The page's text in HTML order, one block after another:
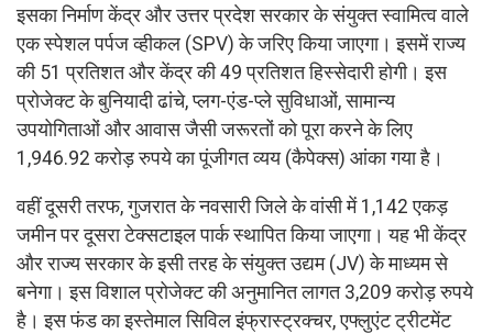
इसका निर्माण केंद्र और उत्तर प्रदेश सरकार के संयुक्त स्वामित्व वाले
एक स्पेशल पर्पज व्हीकल (SPV) के जरिए किया जाएगा। इसमें राज्य
की 51 प्रतिशत और केंद्र की 49 प्रतिशत हिस्सेदारी होगी। इस
प्रोजेक्ट के बुनियादी ढांचे, प्लग-एंड-प्ले सुविधाओं, सामान्य
उपयोगिताओं और आवास जैसी जरूरतों को पूरा करने के लिए
1,946.92 करोड़ रुपये का पूंजीगत व्यय (कैपेक्स) आंका गया है।
वहीं दूसरी तरफ, गुजरात के नवसारी जिले के वांसी में 1,142 एकड़
जमीन पर दूसरा टेक्सटाइल पार्क स्थापित किया जाएगा। यह भी केंद्र
और राज्य सरकार के इसी तरह के संयुक्त उद्यम (JV) के माध्यम से
बनेगा। इस विशाल प्रोजेक्ट की अनुमानित लागत 3,209 करोड़ रुपये
है। इस फंड का इस्तेमाल सिविल इंफ्रास्ट्रक्चर, एफ्लुएंट ट्रीटमेंट